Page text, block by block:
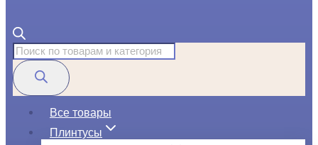
Поиск
товаров
Все товары
Плинтусы